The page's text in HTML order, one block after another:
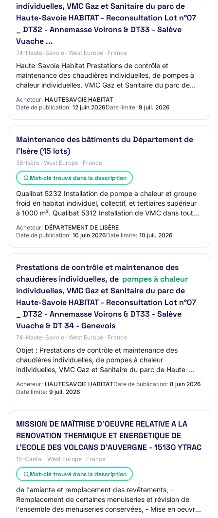
individuelles, VMC Gaz et Sanitaire du parc de
Haute-Savoie HABITAT - Reconsultation Lot n°07
_ DT32 - Annemasse Voirons & DT33 - Salève
Vuache ...
74-Haute-Savoie · West Europe · France
Haute-Savoie Habitat Prestations de contrôle et
maintenance des chaudières individuelles, de pompes à
chaleur individuelles, VMC Gaz et Sanitaire du parc de
Acheteur: HAUTESAVOIE HABITAT
Date de publication: 12 juin 2026Date limite: 9 juil. 2026
Maintenance des bâtiments du Département de
l'Isère (15 lots)
38-Isère · West Europe · France
Mot-clé trouvé dans la description
Qualibat 5232 Installation de pompe à chaleur et groupe
froid en habitat individuel, collectif, et tertiaires supérieur
à 1000 m². Qualibat 5312 Installation de VMC dans tout
type de bâtiment supérie…
Acheteur: DÉPARTEMENT DE LISÈRE
Date de publication: 10 juin 2026Date limite: 10 juil. 2026
Prestations de contrôle et maintenance des
chaudières individuelles, de pompes à chaleur
individuelles, VMC Gaz et Sanitaire du parc de
Haute-Savoie HABITAT - Reconsultation Lot n°07
_ DT32 - Annemasse Voirons & DT33 - Salève
Vuache & DT 34 - Genevois
74-Haute-Savoie · West Europe · France
Objet : Prestations de contrôle et maintenance des
chaudières individuelles, de pompes à chaleur
individuelles, VMC Gaz et Sanitaire du parc de Haute-
Acheteur: HAUTESAVOIE HABITATDate de publication: 8 juin 2026
Date limite: 9 juil. 2026
MISSION DE MAÎTRISE D'OEUVRE RELATIVE A LA
RENOVATION THERMIQUE ET ENERGETIQUE DE
L'ECOLE DES VOLCANS D'AUVERGNE - 15130 YTRAC
15-Cantal · West Europe · France
Mot-clé trouvé dans la description
de l'amiante et remplacement des revêtements, -
Remplacement de certaines menuiseries et révision de
l'ensemble des menuiseries conservées, - Mise en oeuvre